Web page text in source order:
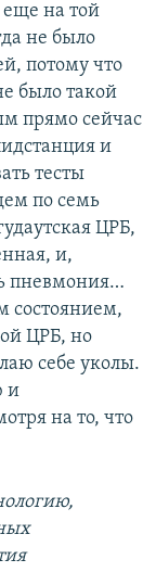
еще на той
не было
потому что
было такой
прямо сейчас
и
тесты
по семь
ЦРБ,
и,
пневмония…
состоянием,
ЦРБ, но
себе уколы.
и
на то, что